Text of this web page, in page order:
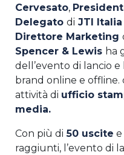
Cervesato,
Delegato di JTI Italia
Direttore Marketing
Spencer & Lewis ha
dell’evento di lancio
brand online e
attività di ufficio
media.
Con più di 50 uscite e
raggiunti, l’evento di